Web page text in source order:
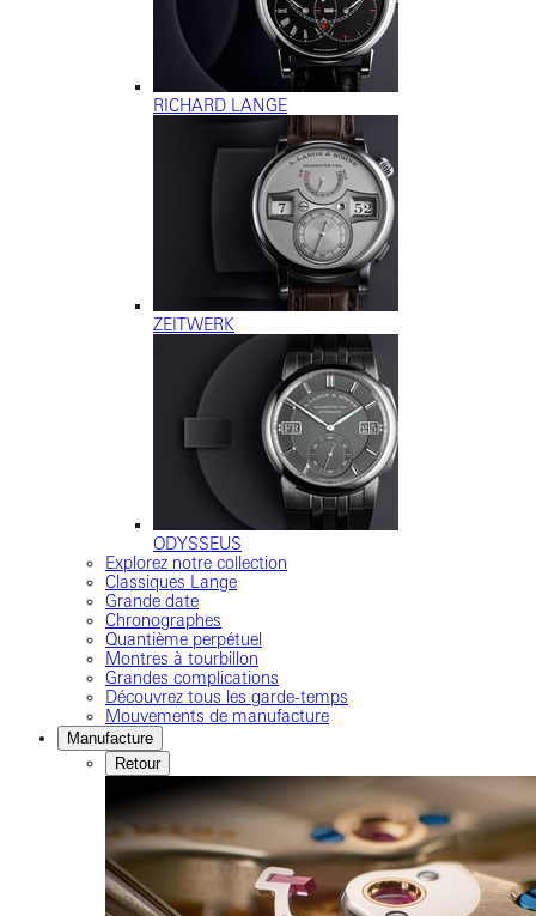
RICHARD LANGE
ZEITWERK
ODYSSEUS
Explorez notre collection
Classiques Lange
Grande date
Chronographes
Quantième perpétuel
Montres à tourbillon
Grandes complications
Découvrez tous les garde-temps
Mouvements de manufacture
Manufacture
Retour